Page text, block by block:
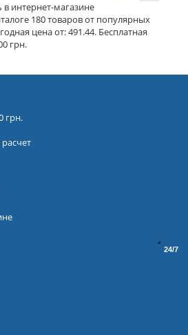
интернет-магазине
180 товаров от популярных
цена от: 491.44. Бесплатная
грн.
грн.
24/7